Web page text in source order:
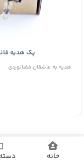
پک هدیه
هدیه به عاشقان فضانوردی
عاشقان فضا و
خانه